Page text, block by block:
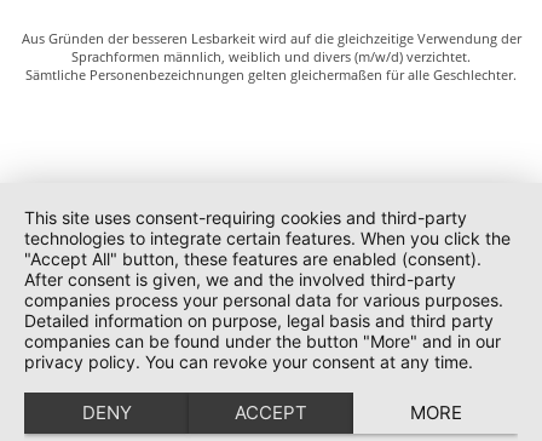
Aus Gründen der besseren Lesbarkeit wird auf die gleichzeitige Verwendung der
Sprachformen männlich, weiblich und divers (m/w/d) verzichtet.
Sämtliche Personenbezeichnungen gelten gleichermaßen für alle Geschlechter.
This site uses consent-requiring cookies and third-party
technologies to integrate certain features. When you click the
"Accept All" button, these features are enabled (consent).
After consent is given, we and the involved third-party
companies process your personal data for various purposes.
Detailed information on purpose, legal basis and third party
companies can be found under the button "More" and in our
privacy policy. You can revoke your consent at any time.
DENY ACCEPT MORE